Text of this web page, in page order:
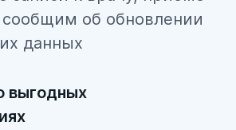
сообщим об обновлении
данных
выгодных